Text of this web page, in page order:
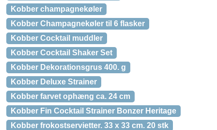
Kobber champagnekøler
Kobber Champagnekøler til 6 flasker
Kobber Cocktail muddler
Kobber Cocktail Shaker Set
Kobber Dekorationsgrus 400. g
Kobber Deluxe Strainer
Kobber farvet ophæng ca. 24 cm
Kobber Fin Cocktail Strainer Bonzer Heritage
Kobber frokostservietter. 33 x 33 cm. 20 stk